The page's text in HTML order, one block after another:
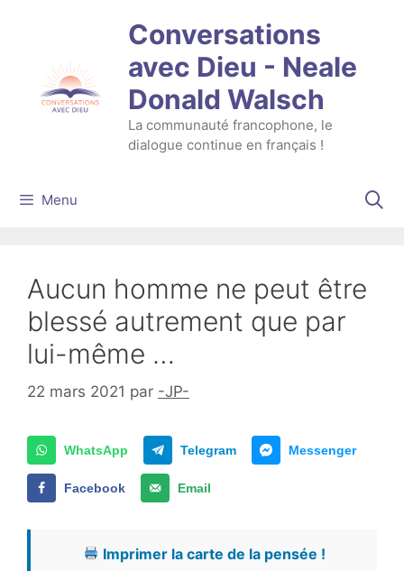
Conversations
avec Dieu - Neale
Donald Walsch
La communauté francophone, le
dialogue continue en français !
Menu
Aucun homme ne peut être
blessé autrement que par
lui-même …
22 mars 2021 par -JP-
WhatsApp Telegram Messenger
Facebook Email
Imprimer la carte de la pensée !